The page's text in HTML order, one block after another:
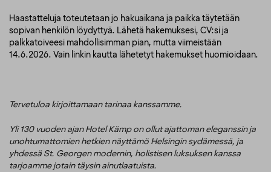
Haastatteluja toteutetaan jo hakuaikana ja paikka täytetään
sopivan henkilön löydyttyä. Lähetä hakemuksesi, CV:si ja
palkkatoiveesi mahdollisimman pian, mutta viimeistään
14.6.2026. Vain linkin kautta lähetetyt hakemukset huomioidaan.
Tervetuloa kirjoittamaan tarinaa kanssamme.
Yli 130 vuoden ajan Hotel Kämp on ollut ajattoman eleganssin ja
unohtumattomien hetkien näyttämö Helsingin sydämessä, ja
yhdessä St. Georgen modernin, holistisen luksuksen kanssa
tarjoamme jotain täysin ainutlaatuista.